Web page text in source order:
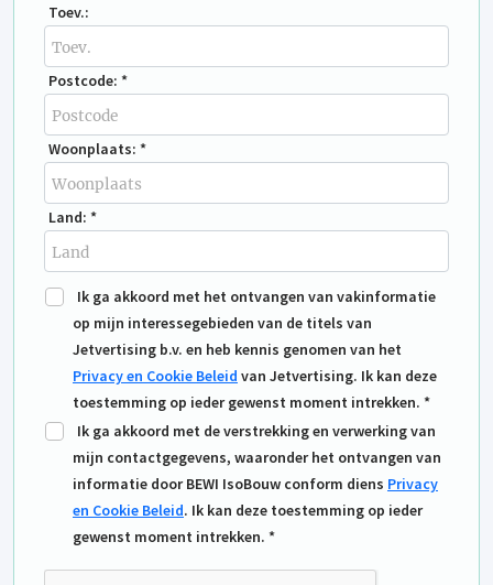
Toev.:
Postcode: *
Woonplaats: *
Land: *
Ik ga akkoord met het ontvangen van vakinformatie
op mijn interessegebieden van de titels van
Jetvertising b.v. en heb kennis genomen van het
Privacy en Cookie Beleid van Jetvertising. Ik kan deze
toestemming op ieder gewenst moment intrekken. *
Ik ga akkoord met de verstrekking en verwerking van
mijn contactgegevens, waaronder het ontvangen van
informatie door BEWI IsoBouw conform diens Privacy
en Cookie Beleid. Ik kan deze toestemming op ieder
gewenst moment intrekken. *